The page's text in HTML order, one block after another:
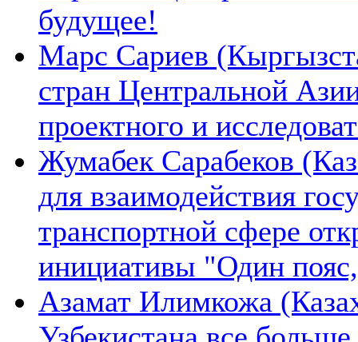
будущее!
Марс Сариев
стран Центральной
проектного и
Жумабек Сарабеков
для взаимодействия
транспортной сфере
инициативы "Один
Азамат Илимкожа